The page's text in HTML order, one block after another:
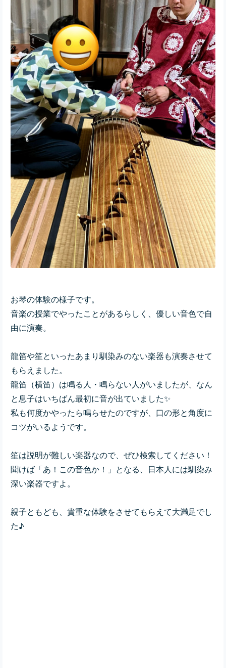
お琴の体験の様子です。
音楽の授業でやったことがあるらしく、優しい音色で自
由に演奏。
龍笛や笙といったあまり馴染みのない楽器も演奏させて
もらえました。
龍笛（横笛）は鳴る人・鳴らない人がいましたが、なん
と息子はいちばん最初に音が出ていました✨
私も何度かやったら鳴らせたのですが、口の形と角度に
コツがいるようです。
笙は説明が難しい楽器なので、ぜひ検索してください！
聞けば「あ！この音色か！」となる、日本人には馴染み
深い楽器ですよ。
親子ともども、貴重な体験をさせてもらえて大満足でし
た♪